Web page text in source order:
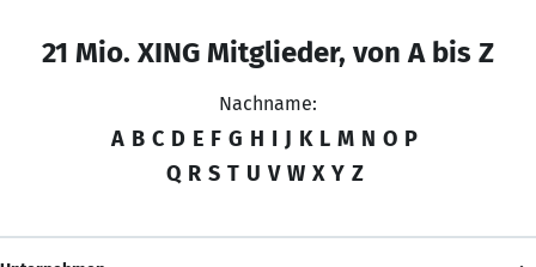
21 Mio. XING Mitglieder, von A bis Z
Nachname:
A B C D E F G H I J K L M N O P
Q R S T U V W X Y Z